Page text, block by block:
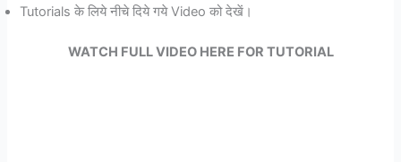
Tutorials के लिये नीचे दिये गये Video को देखें।
WATCH FULL VIDEO HERE FOR TUTORIAL